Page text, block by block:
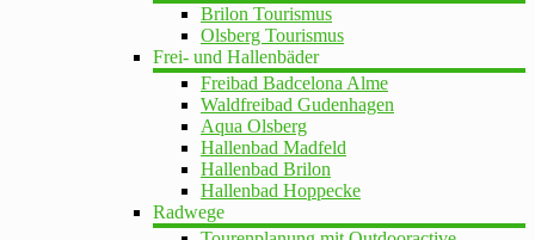
Brilon Tourismus
Olsberg Tourismus
Frei- und Hallenbäder
Freibad Badcelona Alme
Waldfreibad Gudenhagen
Aqua Olsberg
Hallenbad Madfeld
Hallenbad Brilon
Hallenbad Hoppecke
Radwege